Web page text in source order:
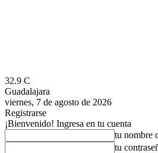
32.9 C
Guadalajara
viernes, 7 de agosto de 2026
Registrarse
¡Bienvenido! Ingresa en tu cuenta
tu nombre
tu